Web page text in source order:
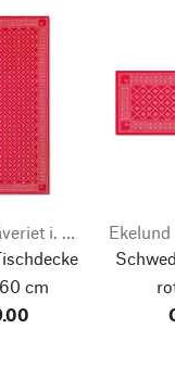
Ekelund Linneväveriet i. Horred
cm